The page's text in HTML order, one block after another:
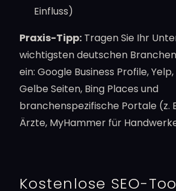
Einfluss)
Praxis-Tipp: Tragen Sie Ihr
wichtigsten deutschen
ein: Google Business Profile,
Gelbe Seiten, Bing Places und
branchenspezifische Portale (z.
Ärzte, MyHammer für
Kostenlose SEO-